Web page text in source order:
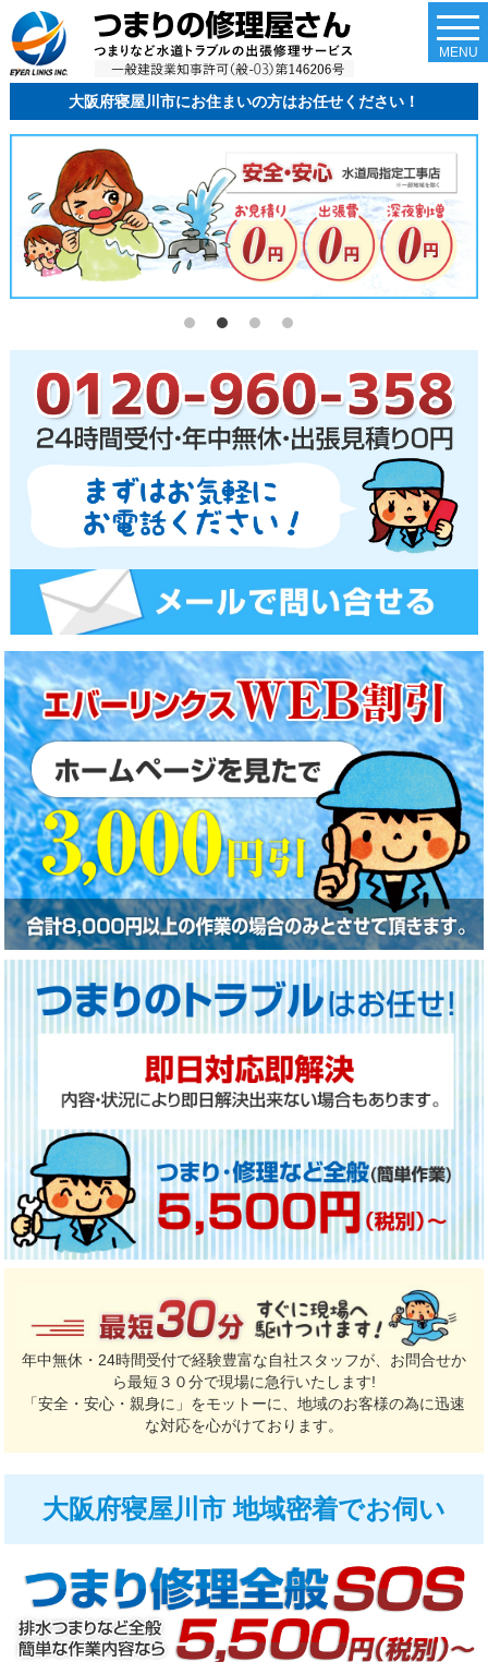
大阪府寝屋川市にお住まいの方はお任せください！
MENU
年中無休・24時間受付で経験豊富な自社スタッフが、お問合せか
ら最短３０分で現場に急行いたします!
「安全・安心・親身に」をモットーに、地域のお客様の為に迅速
な対応を心がけております。
大阪府寝屋川市 地域密着でお伺い